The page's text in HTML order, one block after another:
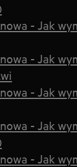
- Jak
- Jak
- Jak
- Jak
- Jak